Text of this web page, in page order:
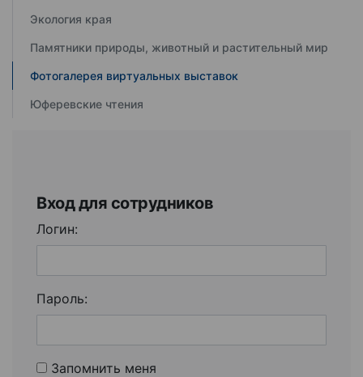
Экология края
Памятники природы, животный и растительный мир
Фотогалерея виртуальных выставок
Юферевские чтения
Вход для сотрудников
Логин:
Пароль:
Запомнить меня